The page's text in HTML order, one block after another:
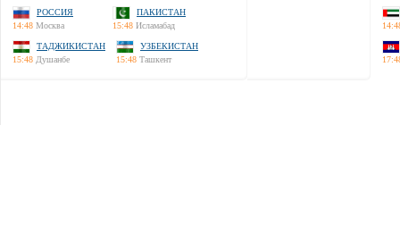
РОССИЯ
14:48 Москва
ПАКИСТАН
15:48 Исламабад
ТАДЖИКИСТАН
15:48 Душанбе
УЗБЕКИСТАН
15:48 Ташкент